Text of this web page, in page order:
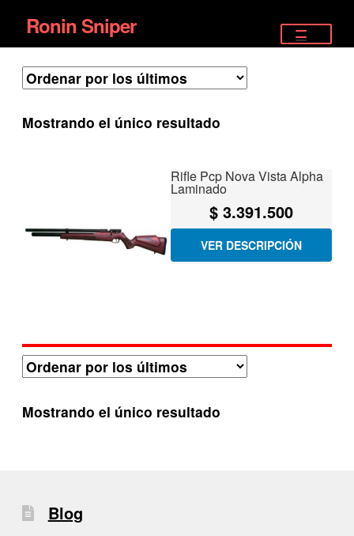
Ir
a
la
Ir
al
contenido
Ronin Sniper
PISTOLAS
Mostrando el único resultado
Rifle Pcp Nova Vista Alpha
Laminado
$3.391.500
VER DESCRIPCIÓN
Mostrando el único resultado
Blog